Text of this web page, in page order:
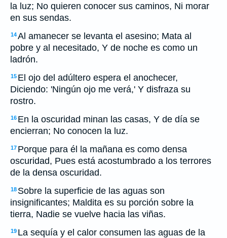
la luz; No quieren conocer sus caminos, Ni morar
en sus sendas.
14Al amanecer se levanta el asesino; Mata al
pobre y al necesitado, Y de noche es como un
ladrón.
15 El ojo del adúltero espera el anochecer,
Diciendo: 'Ningún ojo me verá,' Y disfraza su
rostro.
16 En la oscuridad minan las casas, Y de día se
encierran; No conocen la luz.
17 Porque para él la mañana es como densa
oscuridad, Pues está acostumbrado a los terrores
de la densa oscuridad.
18 Sobre la superficie de las aguas son
insignificantes; Maldita es su porción sobre la
tierra, Nadie se vuelve hacia las viñas.
19 La sequía y el calor consumen las aguas de la